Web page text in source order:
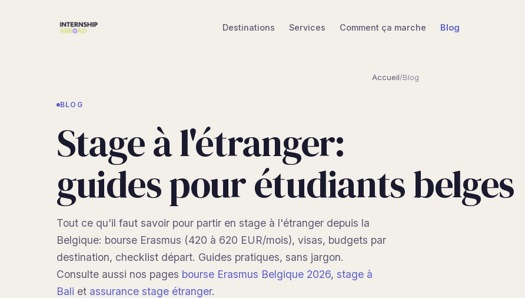
Destinations Services Comment ça marche Blog
Accueil/Blog
BLOG
Stage à l'étranger:
guides pour étudiants belges
Tout ce qu'il faut savoir pour partir en stage à l'étranger depuis la
Belgique: bourse Erasmus (420 à 620 EUR/mois), visas, budgets par
destination, checklist départ. Guides pratiques, sans jargon.
Consulte aussi nos pages bourse Erasmus Belgique 2026, stage à
Bali et assurance stage étranger.